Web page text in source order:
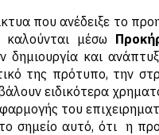
που ανέδειξε το
καλούνται μέσω
δημιουργία και
της πρότυπο, την
ειδικότερα
του
σημείο αυτό, ότι η